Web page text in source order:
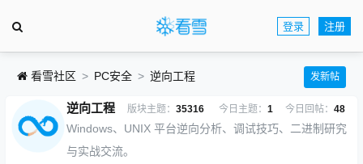
登录 注册
看雪社区 PC安全 逆向工程 发新帖
逆向工程 版块主题： 35316 今日主题： 1 今日回帖： 48
Windows、UNIX 平台逆向分析、调试技巧、二进制研究
与实战交流。